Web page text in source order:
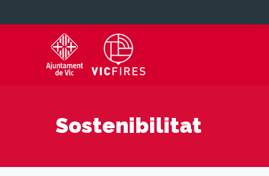
Sostenibilitat